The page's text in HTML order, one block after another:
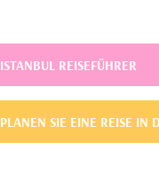
ISTANBUL REISEFÜHRER
PLANEN SIE EINE REISE IN